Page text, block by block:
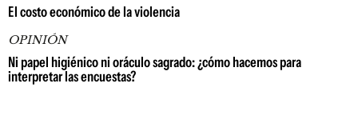
El costo económico de la violencia
OPINIÓN
Ni papel higiénico ni oráculo sagrado: ¿cómo hacemos para
interpretar las encuestas?